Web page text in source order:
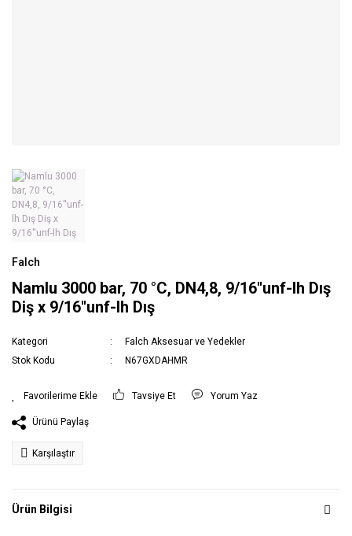
Falch
Namlu 3000 bar, 70 °C, DN4,8, 9/16''unf-lh Dış
Diş x 9/16''unf-lh Dış
Kategori
Falch Aksesuar ve Yedekler
Stok Kodu
N67GXDAHMR
Tavsiye Et Yorum Yaz
Ürünü Paylaş
Karşılaştır
Ürün Bilgisi